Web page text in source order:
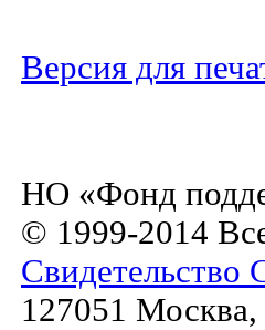
Версия для
НО «Фонд
© 1999-2014
127051